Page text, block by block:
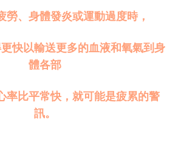
勞、身體發炎或運動過度時，
快以輸送更多的血液和氧氣到身
體各部
率比平常快，就可能是疲累的警
訊。